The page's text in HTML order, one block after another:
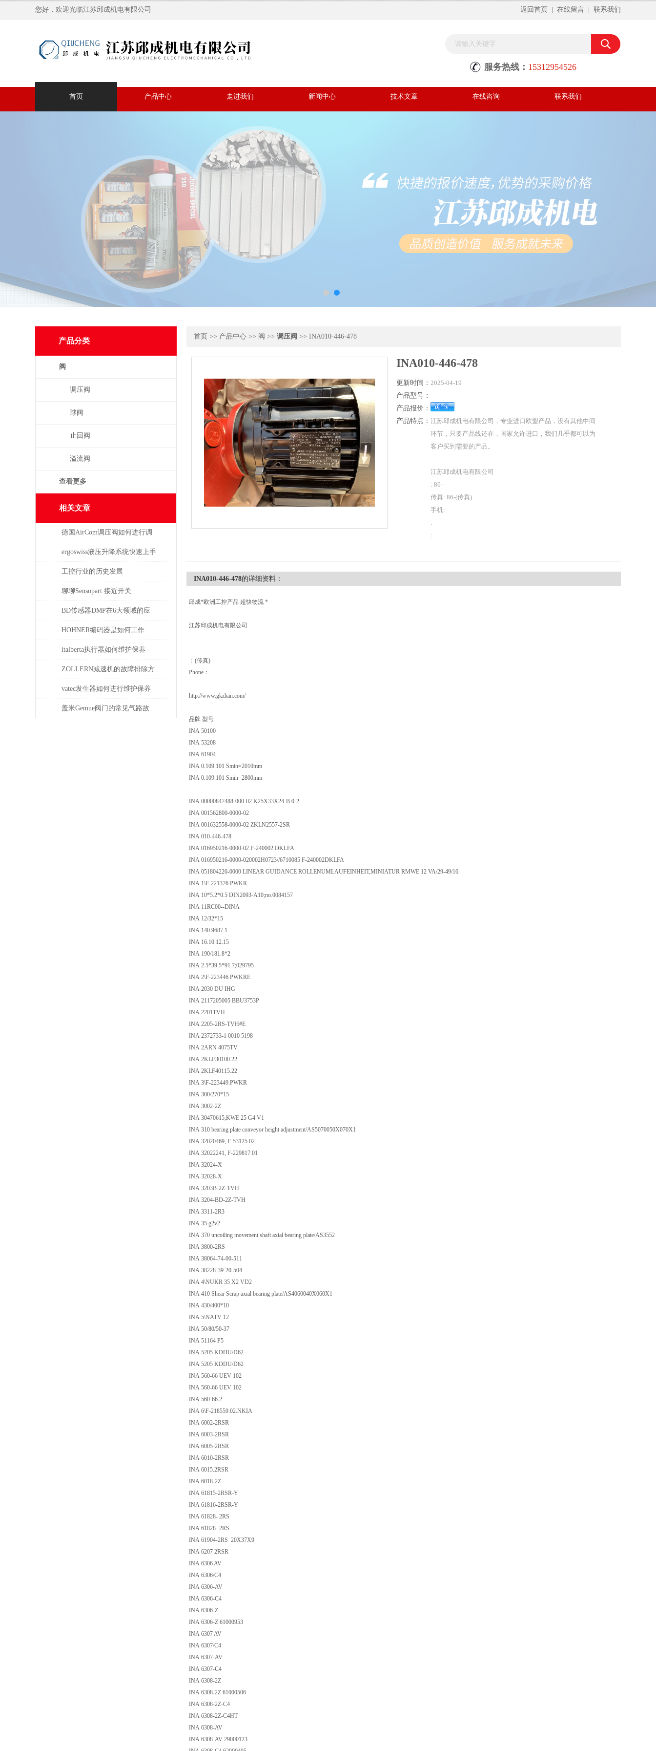
您好，欢迎光临江苏邱成机电有限公司 返回首页 在线留言 联系我们
服务热线： 15312954526
首页 产品中心 走进我们 新闻中心 技术文章 在线咨询 联系我们
产品分类
阀
调压阀
球阀
止回阀
溢流阀
查看更多
相关文章
德国AirCom调压阀如何进行调
压，一分钟了解！
ergoswiss液压升降系统快速上手
指南
工控行业的历史发展
聊聊Sensopart 接近开关
BD传感器DMP在6大领域的应
用分析
HOHNER编码器是如何工作
的，有哪些类型？
italberta执行器如何维护保养
ZOLLERN减速机的故障排除方
法有哪些
vatec发生器如何进行维护保养
盖米Gemue阀门的常见气路故
首页 >> 产品中心 >> 阀 >> 调压阀 >> INA010-446-478
INA010-446-478
更新时间： 2025-04-19
产品型号：
产品报价：
产品特点： 江苏邱成机电有限公司，专业进口欧盟产品，没有其他中间
环节，只要产品线还在，国家允许进口，我们几乎都可以为
客户买到需要的产品。
江苏邱成机电有限公司
: 86-
传真: 86-(传真)
手机:
:
:
INA010-446-478的详细资料：
邱成*欧洲工控产品 超快物流 *
江苏邱成机电有限公司
：(传真)
Phone：
http://www.gkzhan.com/
品牌 型号
INA 50100
INA 53208
INA 61904
INA 0.109.101 Smin=2010mm
INA 0.109.101 Smin=2800mm
INA 00000847488-000-02 K25X33X24-B 0-2
INA 001562800-0000-02
INA 001632558-0000-02 ZKLN2557-2SR
INA 010-446-478
INA 016950216-0000-02 F-240002.DKLFA
INA 016950216-0000-020002H0723//6710085 F-240002DKLFA
INA 051804220-0000 LINEAR GUIDANCE ROLLENUMLAUFEINHEIT,MINIATUR RMWE 12 VA/29-49/16
INA 1\F-221376.PWKR
INA 10*5.2*0.5 DIN2093-A10;no.0084157
INA 11RC00--DINA
INA 12/32*15
INA 140.9687.1
INA 16.10.12.15
INA 190/181.8*2
INA 2.5*39.5*91.7;029795
INA 2\F-223446.PWKRE
INA 2030 DU IHG
INA 2117205005 BBU3753P
INA 2201TVH
INA 2205-2RS-TVH#E
INA 2372733-1 0010 5198
INA 2ARN 4075TV
INA 2KLF30100.22
INA 2KLF40115.22
INA 3\F-223449.PWKR
INA 300/270*15
INA 3002-2Z
INA 30470615;KWE 25 G4 V1
INA 310 bearing plate conveyor height adjustment/AS5070050X070X1
INA 32020469, F-53125.02
INA 32022241, F-229817.01
INA 32024-X
INA 32028-X
INA 3203B-2Z-TVH
INA 3204-BD-2Z-TVH
INA 3311-2R3
INA 35 g2v2
INA 370 uncoiling movement shaft axial bearing plate/AS3552
INA 3800-2RS
INA 38064-74-00-511
INA 38228-39-20-504
INA 4\NUKR 35 X2 VD2
INA 410 Shear Scrap axial bearing plate/AS4060040X060X1
INA 430/400*10
INA 5\NATV 12
INA 50/80/50-37
INA 51164 P5
INA 5205 KDDU/D62
INA 5205 KDDU/D62
INA 560-66 UEV 102
INA 560-66 UEV 102
INA 560-66.2
INA 6\F-218559.02.NKIA
INA 6002-2RSR
INA 6003-2RSR
INA 6005-2RSR
INA 6010-2RSR
INA 6015.2RSR
INA 6018-2Z
INA 61815-2RSR-Y
INA 61816-2RSR-Y
INA 61828- 2RS
INA 61828- 2RS
INA 61904-2RS 20X37X9
INA 6207 2RSR
INA 6306 AV
INA 6306/C4
INA 6306-AV
INA 6306-C4
INA 6306-Z
INA 6306-Z 61000953
INA 6307 AV
INA 6307/C4
INA 6307-AV
INA 6307-C4
INA 6308-2Z
INA 6308-2Z 61000506
INA 6308-2Z-C4
INA 6308-2Z-C4HT
INA 6308-AV
INA 6308-AV 29000123